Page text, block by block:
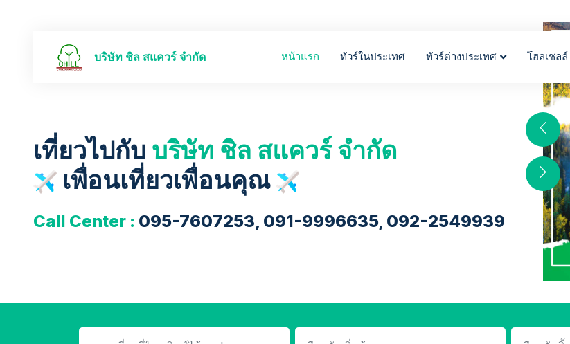
บริษัท ชิล สแควร์ จำกัด หน้าแรก ทัวร์ในประเทศ ทัวร์ต่างประเทศ โฮลเซลล์
เที่ยวไปกับ บริษัท ชิล สแควร์ จำกัด
เพื่อนเที่ยวเพื่อนคุณ
Call Center : 095-7607253, 091-9996635, 092-2549939